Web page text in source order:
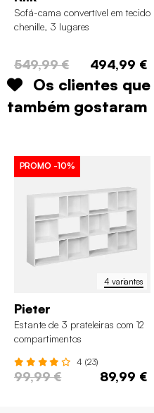
Sofá-cama convertível em tecido
chenille, 3 lugares
549,99 € 494,99 €
Os clientes
também gostaram
4 variantes
PROMO -10%
Pieter
Estante de 3 prateleiras com 12
compartimentos
4 (23)
99,99 € 89,99 €